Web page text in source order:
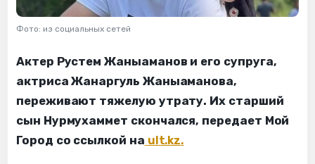
Фото: из социальных сетей
Актер Рустем Жаныаманов и его супруга,
актриса Жанаргуль Жаныаманова,
переживают тяжелую утрату. Их старший
сын Нурмухаммет скончался, передает Мой
Город со ссылкой на ult.kz.